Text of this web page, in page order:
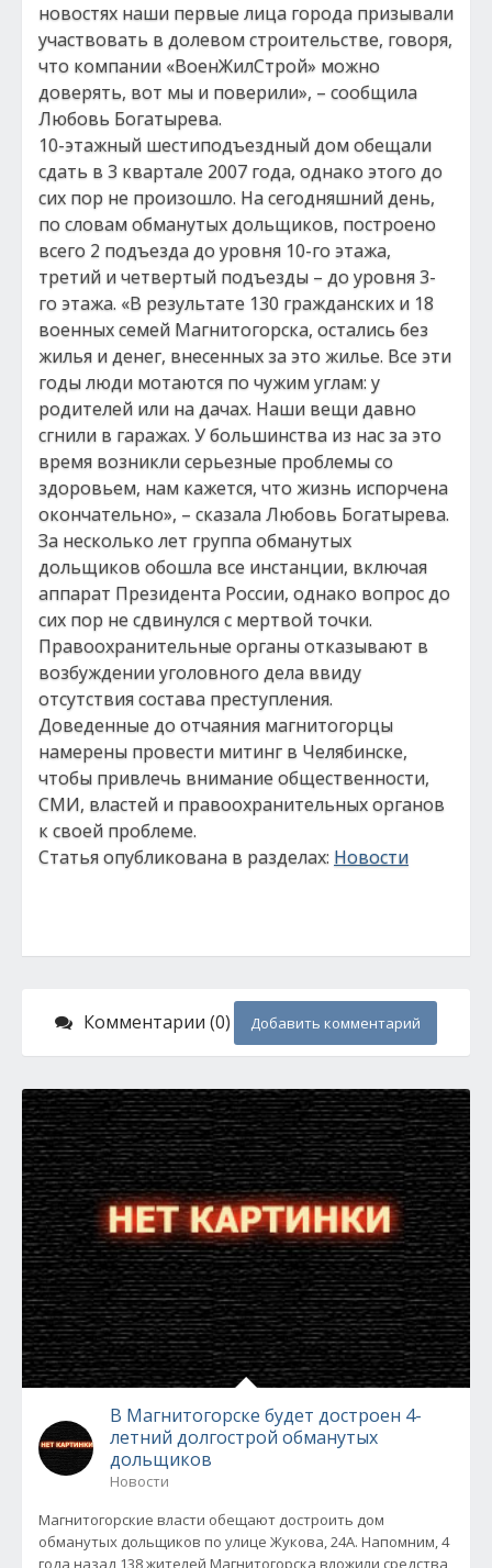
новостях наши первые лица города призывали
участвовать в долевом строительстве, говоря,
что компании «ВоенЖилСтрой» можно
доверять, вот мы и поверили», – сообщила
Любовь Богатырева.
10-этажный шестиподъездный дом обещали
сдать в 3 квартале 2007 года, однако этого до
сих пор не произошло. На сегодняшний день,
по словам обманутых дольщиков, построено
всего 2 подъезда до уровня 10-го этажа,
третий и четвертый подъезды – до уровня 3-
го этажа. «В результате 130 гражданских и 18
военных семей Магнитогорска, остались без
жилья и денег, внесенных за это жилье. Все эти
годы люди мотаются по чужим углам: у
родителей или на дачах. Наши вещи давно
сгнили в гаражах. У большинства из нас за это
время возникли серьезные проблемы со
здоровьем, нам кажется, что жизнь испорчена
окончательно», – сказала Любовь Богатырева.
За несколько лет группа обманутых
дольщиков обошла все инстанции, включая
аппарат Президента России, однако вопрос до
сих пор не сдвинулся с мертвой точки.
Правоохранительные органы отказывают в
возбуждении уголовного дела ввиду
отсутствия состава преступления.
Доведенные до отчаяния магнитогорцы
намерены провести митинг в Челябинске,
чтобы привлечь внимание общественности,
СМИ, властей и правоохранительных органов
к своей проблеме.
Статья опубликована в разделах: Новости
Комментарии (0) Добавить комментарий
В Магнитогорске будет достроен 4-
летний долгострой обманутых
дольщиков
Новости
Магнитогорские власти обещают достроить дом
обманутых дольщиков по улице Жукова, 24А. Напомним, 4
года назад 138 жителей Магнитогорска вложили средства